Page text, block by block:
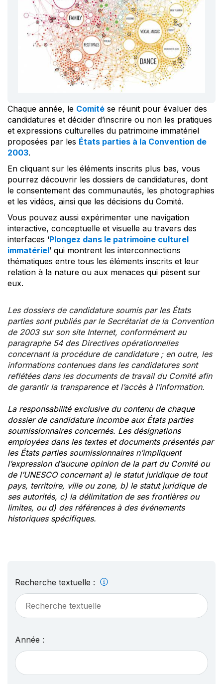
Chaque année, le Comité se réunit pour évaluer des
candidatures et décider d’inscrire ou non les pratiques
et expressions culturelles du patrimoine immatériel
proposées par les États parties à la Convention de
2003.
En cliquant sur les éléments inscrits plus bas, vous
pourrez découvrir les dossiers de candidatures, dont
le consentement des communautés, les photographies
et les vidéos, ainsi que les décisions du Comité.
Vous pouvez aussi expérimenter une navigation
interactive, conceptuelle et visuelle au travers des
interfaces ‘Plongez dans le patrimoine culturel
immatériel’ qui montrent les interconnections
thématiques entre tous les éléments inscrits et leur
relation à la nature ou aux menaces qui pèsent sur
eux.
Les dossiers de candidature soumis par les États
parties sont publiés par le Secrétariat de la Convention
de 2003 sur son site Internet, conformément au
paragraphe 54 des Directives opérationnelles
concernant la procédure de candidature ; en outre, les
informations contenues dans les candidatures sont
reflétées dans les documents de travail du Comité afin
de garantir la transparence et l’accès à l’information.
La responsabilité exclusive du contenu de chaque
dossier de candidature incombe aux États parties
soumissionnaires concernés. Les désignations
employées dans les textes et documents présentés par
les États parties soumissionnaires n’impliquent
l’expression d’aucune opinion de la part du Comité ou
de l’UNESCO concernant a) le statut juridique de tout
pays, territoire, ville ou zone, b) le statut juridique de
ses autorités, c) la délimitation de ses frontières ou
limites, ou d) des références à des événements
historiques spécifiques.
Recherche textuelle :
Année :